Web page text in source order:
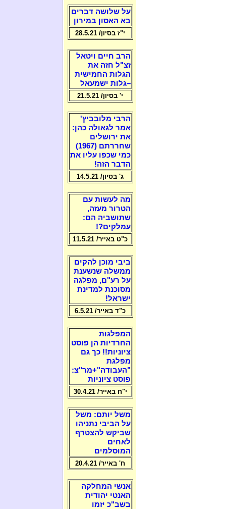
על שלושה דברים
בא האסון במירון
י"ז בסיון/ 28.5.21
הרב חיים ויטאל
זצ"ל חזה את
הגלות החמישית
–גלות ישמעאל
י' בסיון/ 21.5.21
הרבי מלובביץ'
אמר לגאולה כהן:
את ירושלים
שחררתם (1967)
כמי שכפו עליו את
הדבר הזה!
ג' בסיון/ 14.5.21
מה לעשות עם
הטרור מעזה,
שתושביה הם:
עמלקים?!
כ"ט באייר/ 11.5.21
ביבי מוכן להקים
ממשלה שנשענת
על רע"ם, מפלגה
מסוכנת למדינת
ישראל!
כ"ד באייר/ 6.5.21
המפלגות
החרדיות הן פוסט
ציוניות!! כך גם
מפלגת
"העבודה"+מר"צ:
פוסט ציוניות
י"ח באייר/ 30.4.21
משל יותם: משל
על הביבי נתניהו
שביקש להצטרף
לאחים
המוסלמים
ח' באייר/ 20.4.21
אנשי המחלקה
האנטי יהודית
בשב"כ יזמו